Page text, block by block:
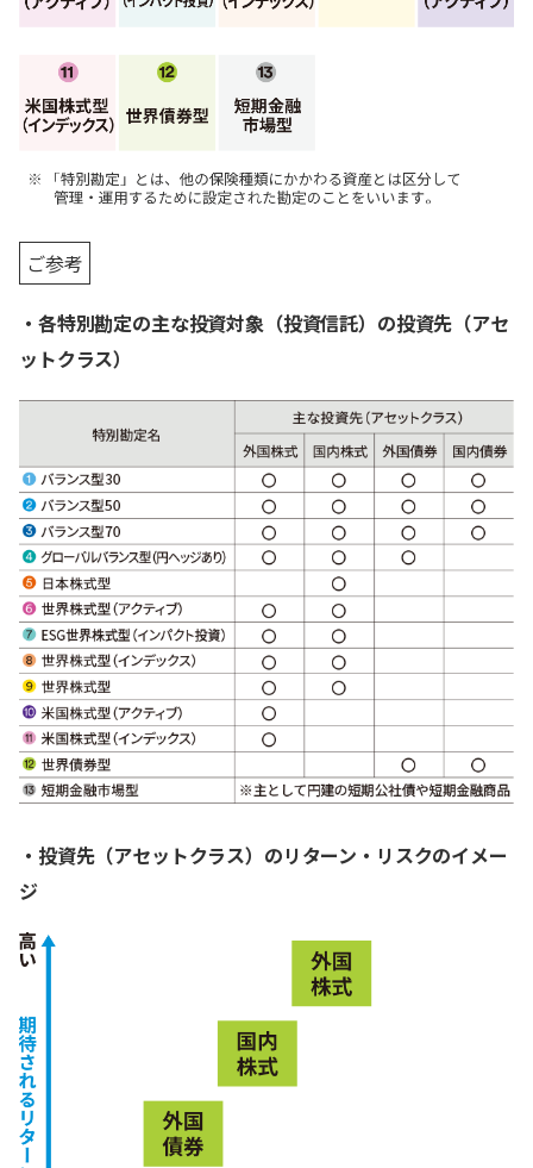
ご参考
・各特別勘定の主な投資対象（投資信託）の投資先（アセ
ットクラス）
・投資先（アセットクラス）のリターン・リスクのイメー
ジ